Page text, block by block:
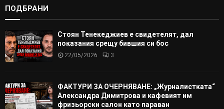
ПОДБРАНИ
Стоян Тенекеджиев е свидетелят, дал
показания срещу бившия си бос
22/05/2026 3
ФАКТУРИ ЗА ОЧЕРНЯВАНЕ: „Журналистката“
Александра Димитрова и кафевият им
фризьорски салон като параван